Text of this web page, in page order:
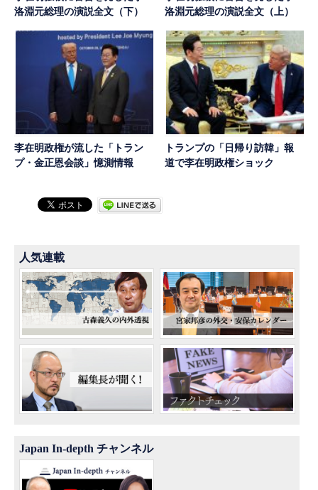
洛淵元総理の演説全文（下）
洛淵元総理の演説全文（上）
李在明政権が流した「トラン
プ・金正恩会談」憶測情報
トランプの「日帰り訪韓」報
道で李在明政権ショック
人気連載
Japan In-depth チャンネル